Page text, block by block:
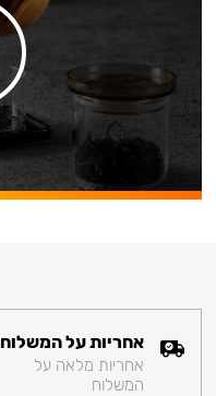
אחריות על המשלוח
אחריות מלאה על
המשלוח